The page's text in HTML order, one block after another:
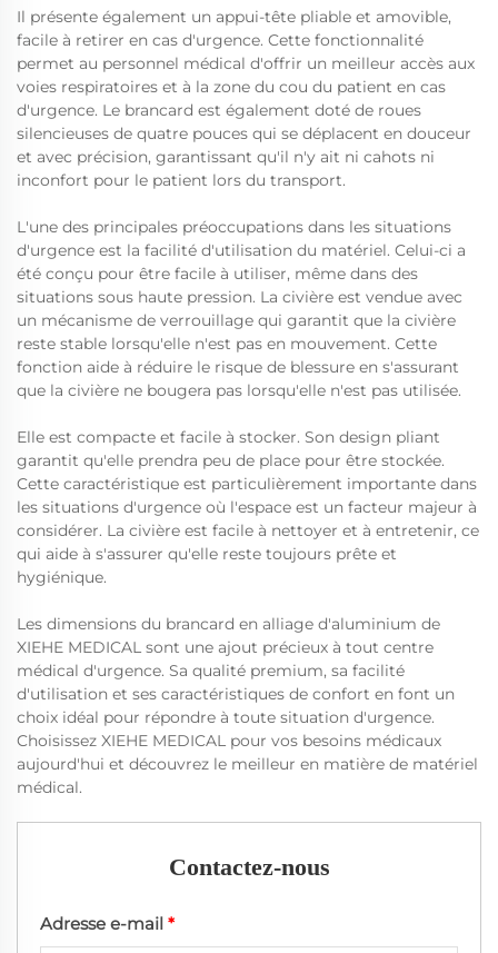
Il présente également un appui-tête pliable et amovible,
facile à retirer en cas d'urgence. Cette fonctionnalité
permet au personnel médical d'offrir un meilleur accès aux
voies respiratoires et à la zone du cou du patient en cas
d'urgence. Le brancard est également doté de roues
silencieuses de quatre pouces qui se déplacent en douceur
et avec précision, garantissant qu'il n'y ait ni cahots ni
inconfort pour le patient lors du transport.
L'une des principales préoccupations dans les situations
d'urgence est la facilité d'utilisation du matériel. Celui-ci a
été conçu pour être facile à utiliser, même dans des
situations sous haute pression. La civière est vendue avec
un mécanisme de verrouillage qui garantit que la civière
reste stable lorsqu'elle n'est pas en mouvement. Cette
fonction aide à réduire le risque de blessure en s'assurant
que la civière ne bougera pas lorsqu'elle n'est pas utilisée.
Elle est compacte et facile à stocker. Son design pliant
garantit qu'elle prendra peu de place pour être stockée.
Cette caractéristique est particulièrement importante dans
les situations d'urgence où l'espace est un facteur majeur à
considérer. La civière est facile à nettoyer et à entretenir, ce
qui aide à s'assurer qu'elle reste toujours prête et
hygiénique.
Les dimensions du brancard en alliage d'aluminium de
XIEHE MEDICAL sont une ajout précieux à tout centre
médical d'urgence. Sa qualité premium, sa facilité
d'utilisation et ses caractéristiques de confort en font un
choix idéal pour répondre à toute situation d'urgence.
Choisissez XIEHE MEDICAL pour vos besoins médicaux
aujourd'hui et découvrez le meilleur en matière de matériel
médical.
Contactez-nous
Adresse e-mail *